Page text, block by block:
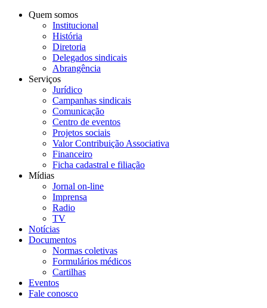
Quem somos
Institucional
História
Diretoria
Delegados sindicais
Abrangência
Serviços
Jurídico
Campanhas sindicais
Comunicação
Centro de eventos
Projetos sociais
Valor Contribuição Associativa
Financeiro
Ficha cadastral e filiação
Mídias
Jornal on-line
Imprensa
Radio
TV
Notícias
Documentos
Normas coletivas
Formulários médicos
Cartilhas
Eventos
Fale conosco